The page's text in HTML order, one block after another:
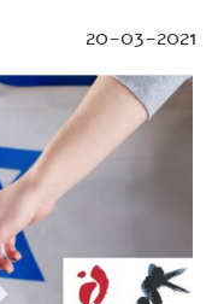
טיפול
הנחיית
הדרכה
פסיכותרפיה
פגישה ב-Zoom
NIA
ניה Nia
שעורי ניה NIA
וידאו בלוג
ארועים
צור קשר
20-03-2021